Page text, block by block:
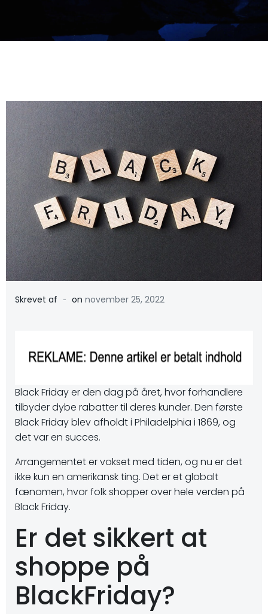
Skrevet af - on november 25, 2022
Black Friday er den dag på året, hvor forhandlere
tilbyder dybe rabatter til deres kunder. Den første
Black Friday blev afholdt i Philadelphia i 1869, og
det var en succes.
Arrangementet er vokset med tiden, og nu er det
ikke kun en amerikansk ting. Det er et globalt
fænomen, hvor folk shopper over hele verden på
Black Friday.
Er det sikkert at
shoppe på
BlackFriday?